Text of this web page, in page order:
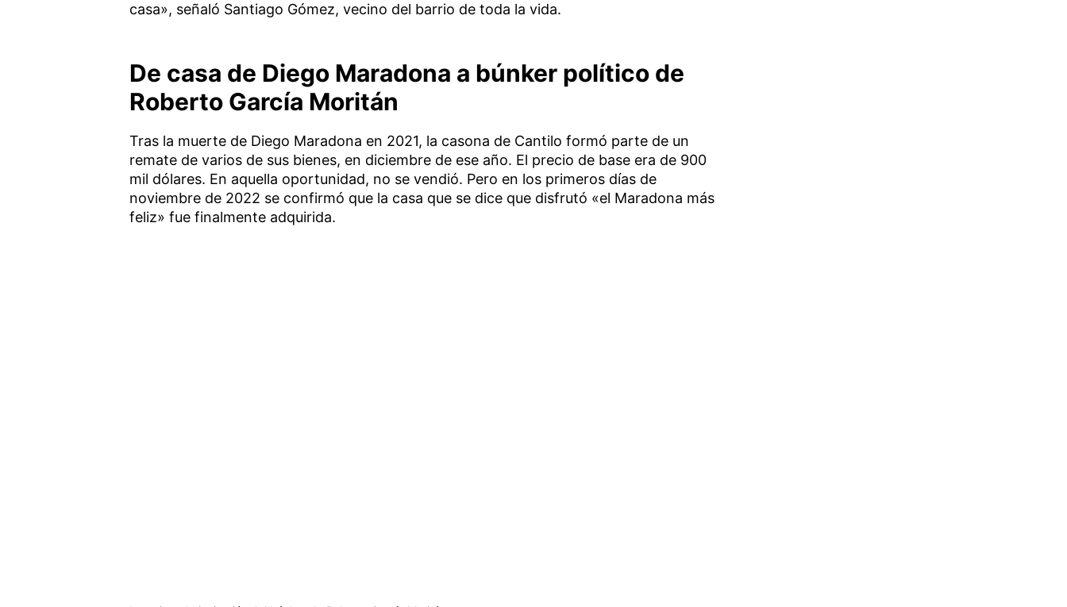
casa», señaló Santiago Gómez, vecino del barrio de toda la vida.
De casa de Diego Maradona a búnker político de
Roberto García Moritán
Tras la muerte de Diego Maradona en 2021, la casona de Cantilo formó parte de un
remate de varios de sus bienes, en diciembre de ese año. El precio de base era de 900
mil dólares. En aquella oportunidad, no se vendió. Pero en los primeros días de
noviembre de 2022 se confirmó que la casa que se dice que disfrutó «el Maradona más
feliz» fue finalmente adquirida.